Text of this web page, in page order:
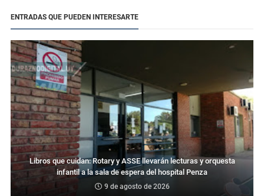
ENTRADAS QUE PUEDEN INTERESARTE
Libros que cuidan: Rotary y ASSE llevarán lecturas y orquesta
infantil a la sala de espera del hospital Penza
9 de agosto de 2026